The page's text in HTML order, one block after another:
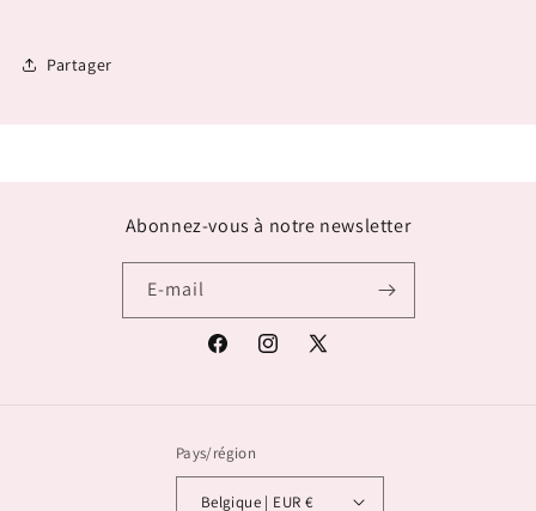
Partager
Abonnez-vous à notre newsletter
E-mail
FacebookInstagram
X
Pays/région
Belgique | EUR €